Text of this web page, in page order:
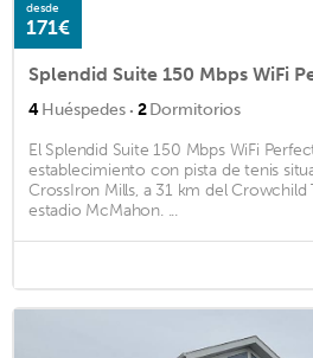
desde
171€
Splendid Suite 150 Mbps WiFi
4Huéspedes · 2Dormitorios
El Splendid Suite 150 Mbps WiFi
establecimiento con pista de tenis
CrossIron Mills, a 31 km del
estadio McMahon. ...